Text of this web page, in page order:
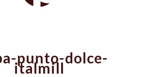
punto-dolce-
italmill